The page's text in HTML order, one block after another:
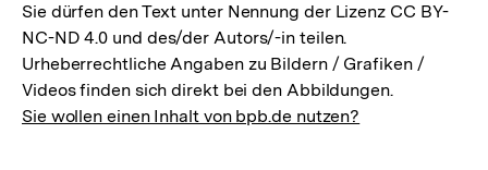
Sie dürfen den Text unter Nennung der Lizenz CC BY-
NC-ND 4.0 und des/der Autors/-in teilen.
Urheberrechtliche Angaben zu Bildern / Grafiken /
Videos finden sich direkt bei den Abbildungen.
Sie wollen einen Inhalt von bpb.de nutzen?